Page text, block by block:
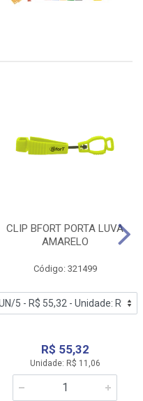
CLIP BFORT PORTA LUVA
AMARELO
Código: 321499
R$ 55,32
Unidade: R$ 11,06